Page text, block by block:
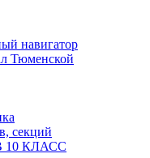
навигатор
Тюменской
секций
КЛАСС